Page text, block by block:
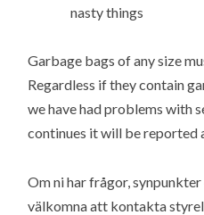
nasty things
Garbage bags of any size
Regardless if they contain
we have had problems with
continues it will be reported
Om ni har frågor,
välkomna att kontakta